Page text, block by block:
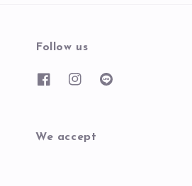
Follow us
We accept